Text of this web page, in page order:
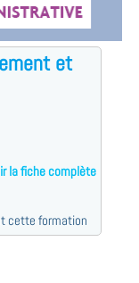
et
la fiche complète
cette formation